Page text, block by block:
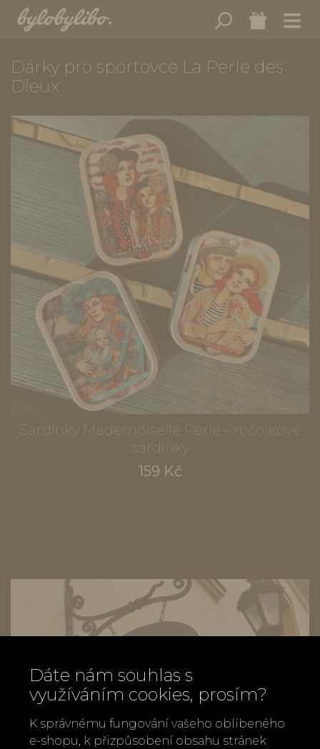
Dárky pro sportovce La Perle des
Dieux
Sardinky Mademoiselle Perle - ročníkové
sardinky
159 Kč
Dáte nám souhlas s
využíváním cookies, prosím?
K správnému fungování vašeho oblíbeného
e-shopu, k přizpůsobení obsahu stránek